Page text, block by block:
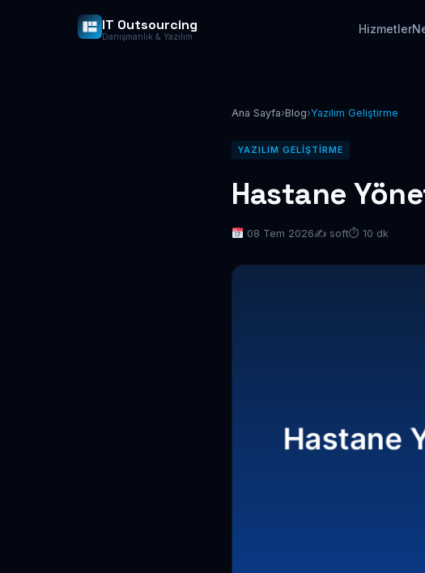
IT Outsourcing
Danışmanlık & Yazılım
Hizmetler
Ana Sayfa›Blog›Yazılım Geliştirme
YAZILIM GELIŞTIRME
Hastane
08 Tem 2026✍️ soft⏱ 10 dk